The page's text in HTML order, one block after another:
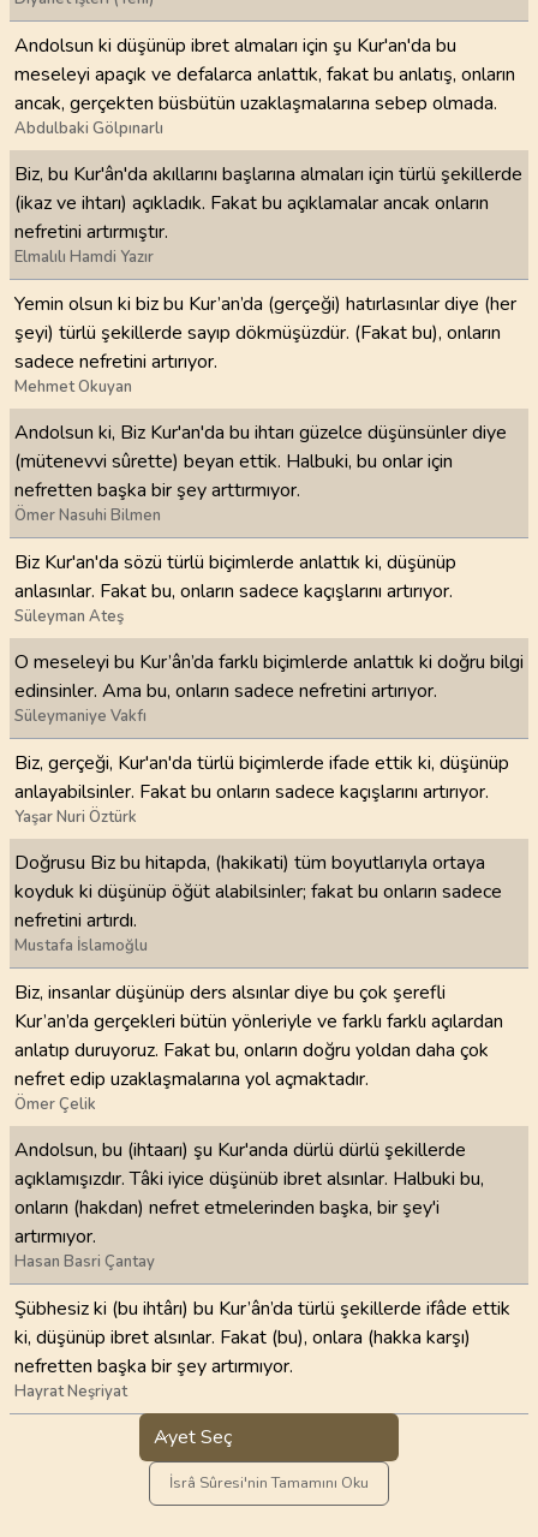
Andolsun ki düşünüp ibret almaları için şu Kur'an'da bu
meseleyi apaçık ve defalarca anlattık, fakat bu anlatış, onların
ancak, gerçekten büsbütün uzaklaşmalarına sebep olmada.
Abdulbaki Gölpınarlı
Biz, bu Kur'ân'da akıllarını başlarına almaları için türlü şekillerde
(ikaz ve ihtarı) açıkladık. Fakat bu açıklamalar ancak onların
nefretini artırmıştır.
Elmalılı Hamdi Yazır
Yemin olsun ki biz bu Kur’an’da (gerçeği) hatırlasınlar diye (her
şeyi) türlü şekillerde sayıp dökmüşüzdür. (Fakat bu), onların
sadece nefretini artırıyor.
Mehmet Okuyan
Andolsun ki, Biz Kur'an'da bu ihtarı güzelce düşünsünler diye
(mütenevvi sûrette) beyan ettik. Halbuki, bu onlar için
nefretten başka bir şey arttırmıyor.
Ömer Nasuhi Bilmen
Biz Kur'an'da sözü türlü biçimlerde anlattık ki, düşünüp
anlasınlar. Fakat bu, onların sadece kaçışlarını artırıyor.
Süleyman Ateş
O meseleyi bu Kur’ân’da farklı biçimlerde anlattık ki doğru bilgi
edinsinler. Ama bu, onların sadece nefretini artırıyor.
Süleymaniye Vakfı
Biz, gerçeği, Kur'an'da türlü biçimlerde ifade ettik ki, düşünüp
anlayabilsinler. Fakat bu onların sadece kaçışlarını artırıyor.
Yaşar Nuri Öztürk
Doğrusu Biz bu hitapda, (hakikati) tüm boyutlarıyla ortaya
koyduk ki düşünüp öğüt alabilsinler; fakat bu onların sadece
nefretini artırdı.
Mustafa İslamoğlu
Biz, insanlar düşünüp ders alsınlar diye bu çok şerefli
Kur’an’da gerçekleri bütün yönleriyle ve farklı farklı açılardan
anlatıp duruyoruz. Fakat bu, onların doğru yoldan daha çok
nefret edip uzaklaşmalarına yol açmaktadır.
Ömer Çelik
Andolsun, bu (ihtaarı) şu Kur'anda dürlü dürlü şekillerde
açıklamışızdır. Tâki iyice düşünüb ibret alsınlar. Halbuki bu,
onların (hakdan) nefret etmelerinden başka, bir şey'i
artırmıyor.
Hasan Basri Çantay
Şübhesiz ki (bu ihtârı) bu Kur’ân’da türlü şekillerde ifâde ettik
ki, düşünüp ibret alsınlar. Fakat (bu), onlara (hakka karşı)
nefretten başka bir şey artırmıyor.
Hayrat Neşriyat
Ayet Seç
İsrâ Sûresi'nin Tamamını Oku